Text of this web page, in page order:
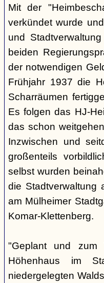
Mit der
verkündet wurde
und
beiden
der notwendigen
Frühjahr 1937 die
Scharräumen
Es folgen das HJ-
das schon
Inzwischen und
großenteils
selbst wurden
die Stadtverwaltung
am Mülheimer
Komar-Klettenberg.
"Geplant und zum
Höhenhaus im
niedergelegten